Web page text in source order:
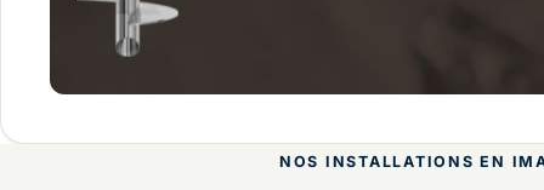
NOS INSTALLATIONS EN